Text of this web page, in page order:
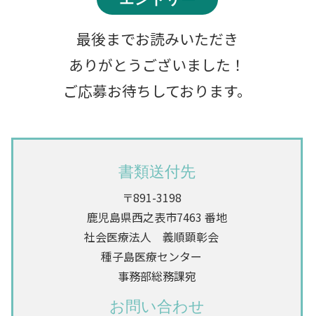
最後までお読みいただき
ありがとうございました！
ご応募お待ちしております。
書類送付先
〒891-3198
鹿児島県西之表市7463 番地
社会医療法人 義順顕彰会
種子島医療センター
事務部総務課宛
お問い合わせ